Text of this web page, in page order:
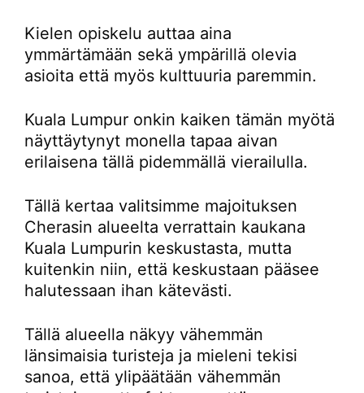
Kielen opiskelu auttaa aina
ymmärtämään sekä ympärillä olevia
asioita että myös kulttuuria paremmin.
Kuala Lumpur onkin kaiken tämän myötä
näyttäytynyt monella tapaa aivan
erilaisena tällä pidemmällä vierailulla.
Tällä kertaa valitsimme majoituksen
Cherasin alueelta verrattain kaukana
Kuala Lumpurin keskustasta, mutta
kuitenkin niin, että keskustaan pääsee
halutessaan ihan kätevästi.
Tällä alueella näkyy vähemmän
länsimaisia turisteja ja mieleni tekisi
sanoa, että ylipäätään vähemmän